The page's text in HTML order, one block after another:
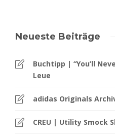
Neueste Beiträge
Buchtipp | “You’ll
Leue
adidas Originals
CREU | Utility Smock